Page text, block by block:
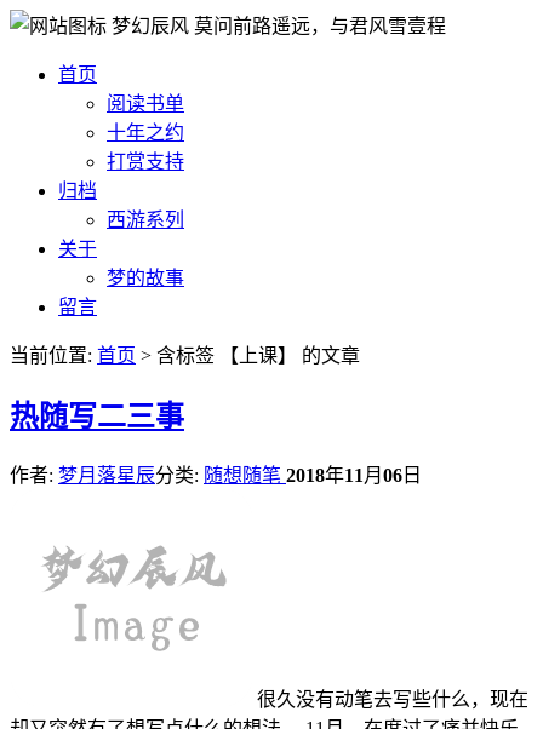
梦幻辰风 莫问前路遥远，与君风雪壹程
首页
阅读书单
十年之约
打赏支持
归档
西游系列
关于
梦的故事
留言
当前位置: 首页 > 含标签 【上课】 的文章
热随写二三事
作者: 梦月落星辰分类: 随想随笔 2018年11 月 06 日
很久没有动笔去写些什么，现在